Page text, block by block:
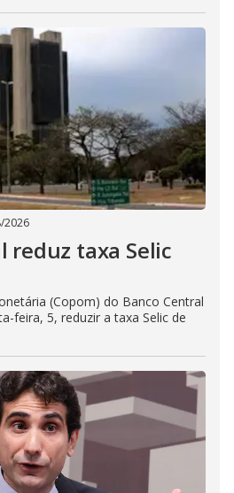
2026
reduz taxa Selic
(Copom) do Banco Central
feira, 5, reduzir a taxa Selic de